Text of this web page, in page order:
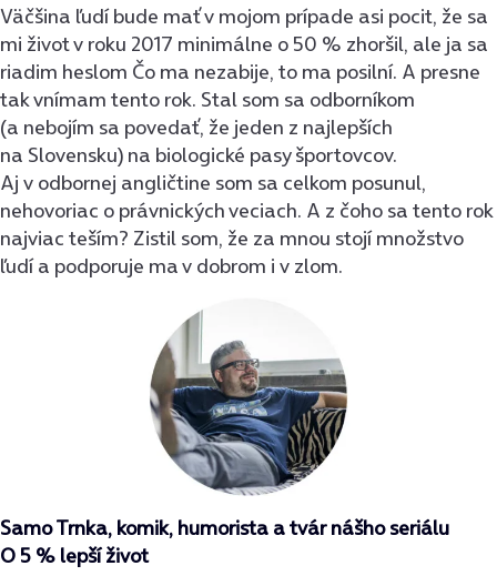
Väčšina ľudí bude mať v mojom prípade asi pocit, že sa
mi život v roku 2017 minimálne o 50 % zhoršil, ale ja sa
riadim heslom Čo ma nezabije, to ma posilní. A presne
tak vnímam tento rok. Stal som sa odborníkom
(a nebojím sa povedať, že jeden z najlepších
na Slovensku) na biologické pasy športovcov.
Aj v odbornej angličtine som sa celkom posunul,
nehovoriac o právnických veciach. A z čoho sa tento rok
najviac teším? Zistil som, že za mnou stojí množstvo
ľudí a podporuje ma v dobrom i v zlom.
Samo Trnka, komik, humorista a tvár nášho seriálu
O 5 % lepší život